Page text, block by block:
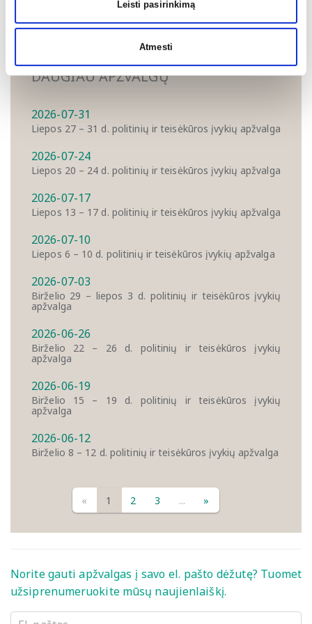
Leisti pasirinkimą
Atmesti
po premjero patvirtinimo numatytas 15 d. suformuoti
Vyriausybę, tačiau tuomet nebuvo rasti tinkami kandidatai į
DAUGIAU APŽVALGŲ
2026-07-31
Liepos 27 – 31 d. politinių ir teisėkūros įvykių apžvalga
2026-07-24
Liepos 20 – 24 d. politinių ir teisėkūros įvykių apžvalga
2026-07-17
Liepos 13 – 17 d. politinių ir teisėkūros įvykių apžvalga
2026-07-10
Liepos 6 – 10 d. politinių ir teisėkūros įvykių apžvalga
2026-07-03
Birželio 29 – liepos 3 d. politinių ir teisėkūros įvykių
apžvalga
2026-06-26
Birželio 22 – 26 d. politinių ir teisėkūros įvykių
apžvalga
2026-06-19
Birželio 15 – 19 d. politinių ir teisėkūros įvykių
apžvalga
2026-06-12
Birželio 8 – 12 d. politinių ir teisėkūros įvykių apžvalga
« 1 2 3 ... »
Norite gauti apžvalgas į savo el. pašto dėžutę? Tuomet
užsiprenumeruokite mūsų naujienlaiškį.